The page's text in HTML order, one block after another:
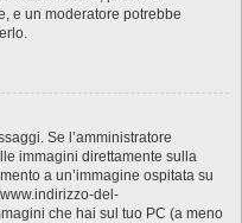
e un moderatore potrebbe
Se l’amministratore
immagini direttamente sulla
a un’immagine ospitata su
del-
che hai sul tuo PC (a meno